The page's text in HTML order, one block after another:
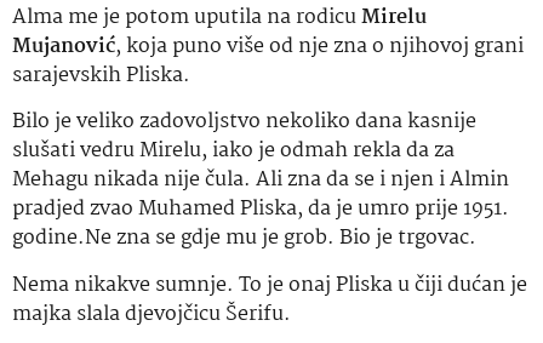
Alma me je potom uputila na rodicuMirelu
Mujanović, koja puno više od nje zna o njihovoj grani
sarajevskih Pliska.
Bilo je veliko zadovoljstvo nekoliko dana kasnije
slušati vedru Mirelu, iako je odmah rekla da za
Mehagu nikada nije čula. Ali zna da se i njen i Almin
pradjed zvao Muhamed Pliska, da je umro prije 1951.
godine.Ne zna se gdje mu je grob. Bio je trgovac.
Nema nikakve sumnje. To je onaj Pliska u čiji dućan je
majka slala djevojčicu Šerifu.